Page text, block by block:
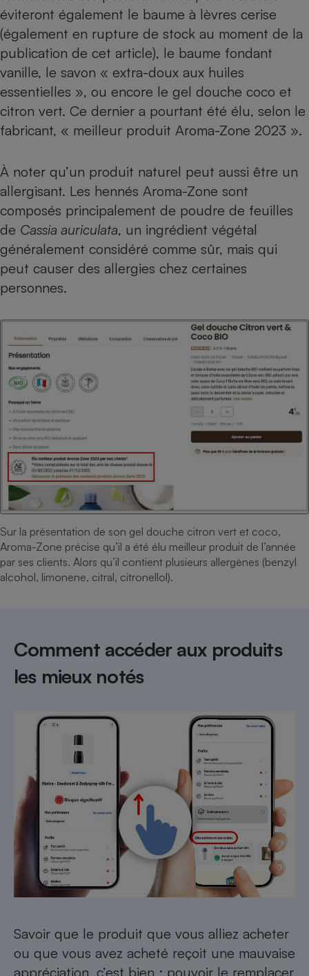
éviteront également le baume à lèvres cerise
(également en rupture de stock au moment de la
publication de cet article), le baume fondant
vanille, le savon « extra-doux aux huiles
essentielles », ou encore le gel douche coco et
citron vert. Ce dernier a pourtant été élu, selon le
fabricant, « meilleur produit Aroma-Zone 2023 ».
À noter qu’un produit naturel peut aussi être un
allergisant. Les hennés Aroma-Zone sont
composés principalement de poudre de feuilles
de Cassia auriculata, un ingrédient végétal
généralement considéré comme sûr, mais qui
peut causer des allergies chez certaines
personnes.
Sur la présentation de son gel douche citron vert et coco,
Aroma-Zone précise qu’il a été élu meilleur produit de l’année
par ses clients. Alors qu’il contient plusieurs allergènes (benzyl
alcohol, limonene, citral, citronellol).
Comment accéder aux produits
les mieux notés
Savoir que le produit que vous alliez acheter
ou que vous avez acheté reçoit une mauvaise
appréciation, c’est bien ; pouvoir le remplacer